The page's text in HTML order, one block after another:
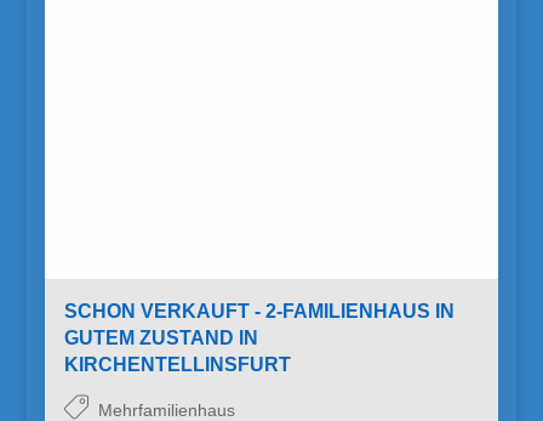
SCHON VERKAUFT - 2-FAMILIENHAUS IN
GUTEM ZUSTAND IN
KIRCHENTELLINSFURT
Mehrfamilienhaus